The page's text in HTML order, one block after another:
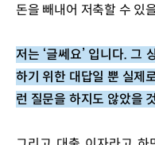
돈을 빼내어 저축할 수 있
저는 ‘글쎄요’ 입니다. 그
하기 위한 대답일 뿐 실제
런 질문을 하지도 않았을